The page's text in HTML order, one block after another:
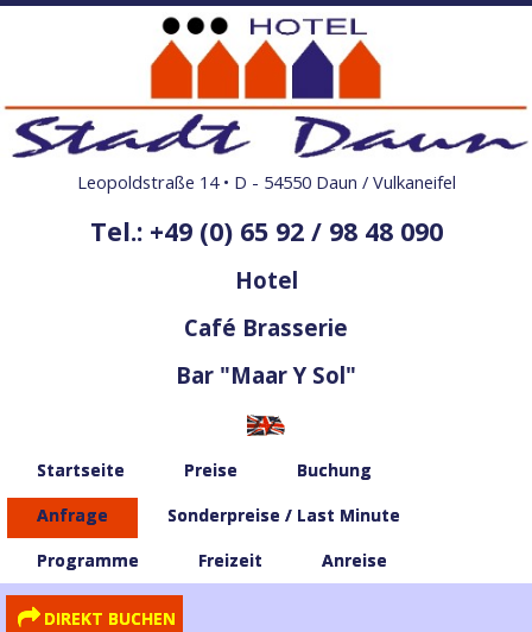
Leopoldstraße 14 • D - 54550 Daun / Vulkaneifel
Tel.: +49 (0) 65 92 / 98 48 090
Hotel
Café Brasserie
Bar "Maar Y Sol"
Startseite Preise
Buchung
Anfrage
Sonderpreise / Last Minute
Programme
Freizeit Anreise
DIREKT BUCHEN